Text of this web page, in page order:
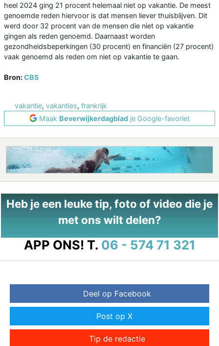
heel 2024 ging 21 procent helemaal niet op vakantie. De meest
genoemde reden hiervoor is dat mensen liever thuisblijven. Dit
werd door 32 procent van de mensen die niet op vakantie
gingen als reden genoemd. Daarnaast worden
gezondheidsbeperkingen (30 procent) en financiën (27 procent)
vaak genoemd als reden om niet op vakantie te gaan.
Bron:CBS
vakantie, vakanties, frankrijk
Maak Beverwijkerdagblad je Google-favoriet
Heb je een leuke tip, foto of video die je
met ons wilt delen?
APP ONS! T. 06 - 574 71 321
Deel op Facebook
Post op X
Tip de redactie